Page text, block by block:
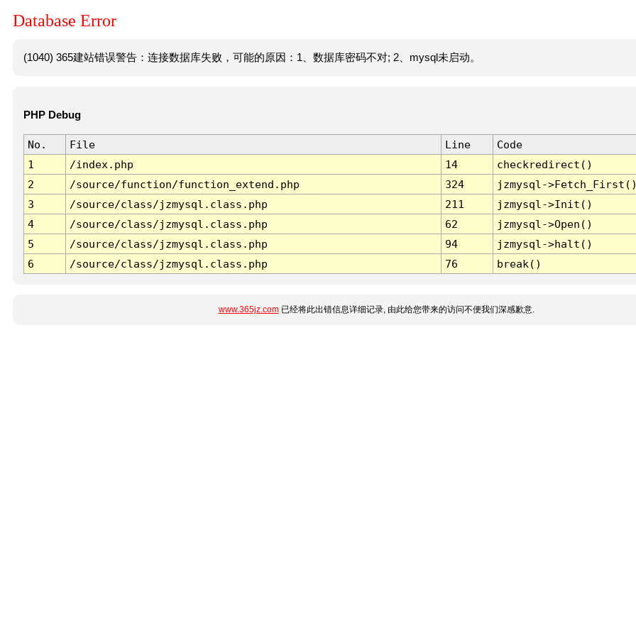
Database Error
(1040) 365建站错误警告：连接数据库失败，可能的原因：1、数据库密码不对; 2、mysql未启动。
PHP Debug
No. File Line
Code
1
/index.php 14
checkredirect()
2
/source/function/function_extend.php 324
jzmysql-
3
/source/class/jzmysql.class.php 211
jzmysql->Init()
4
/source/class/jzmysql.class.php 62
jzmysql->Open()
5
/source/class/jzmysql.class.php 94
jzmysql->halt()
6
/source/class/jzmysql.class.php 76 break()
www.365jz.com已经将此出错信息详细记录, 由此给您带来的访问不便我们深感歉意.